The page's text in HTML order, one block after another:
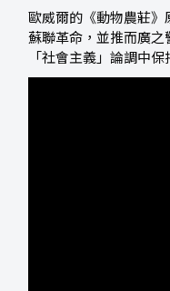
歐威爾的《動物農莊》
蘇聯革命，並推而廣
「社會主義」論調中